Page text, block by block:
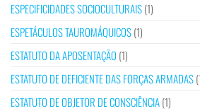
ESPECIFICIDADES SOCIOCULTURAIS(1)
ESPETÁCULOS TAUROMÁQUICOS(1)
ESTATUTO DA APOSENTAÇÃO (1)
ESTATUTO DE DEFICIENTE DAS FORÇAS ARMADAS
ESTATUTO DE OBJETOR DE CONSCIÊNCIA(1)